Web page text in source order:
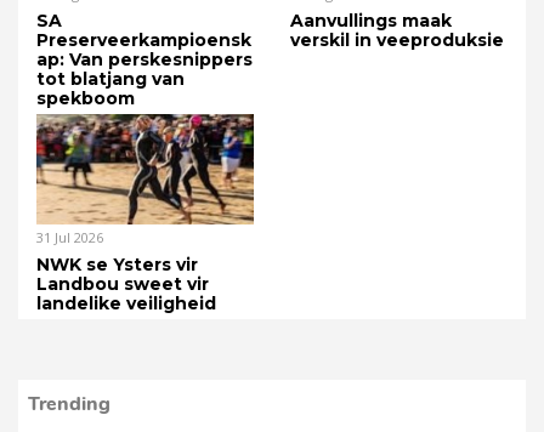
SA
Preserveerkampioensk
ap: Van perskesnippers
tot blatjang van
spekboom
Aanvullings maak
verskil in veeproduksie
31 Jul 2026
NWK se Ysters vir
Landbou sweet vir
landelike veiligheid
Trending